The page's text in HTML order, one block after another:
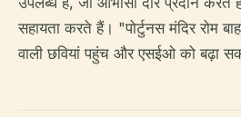
सहायता करते हैं। "पोर्टुनस मंदिर रोम
वाली छवियां पहुंच और एसईओ को बढ़ा